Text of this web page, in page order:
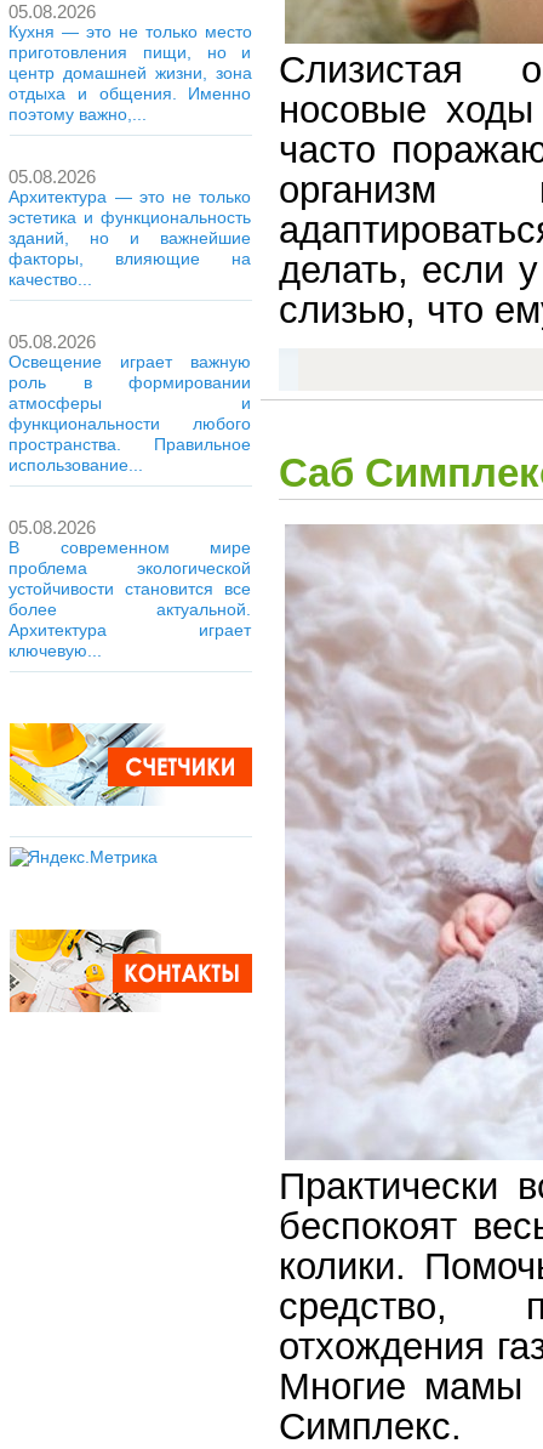
05.08.2026
Кухня — это не только место
приготовления пищи, но и
центр домашней жизни, зона
отдыха и общения. Именно
поэтому важно,...
05.08.2026
Архитектура — это не только
эстетика и функциональность
зданий, но и важнейшие
факторы, влияющие на
качество...
05.08.2026
Освещение играет важную
роль в формировании
атмосферы и
функциональности любого
пространства. Правильное
использование...
05.08.2026
В современном мире
проблема экологической
устойчивости становится все
более актуальной.
Архитектура играет
ключевую...
Слизистая
носовые
часто
организм
делать, если
слизью, что
Саб
Практически
беспокоят
колики.
средство,
отхождения
Многие мамы
Симплекс.